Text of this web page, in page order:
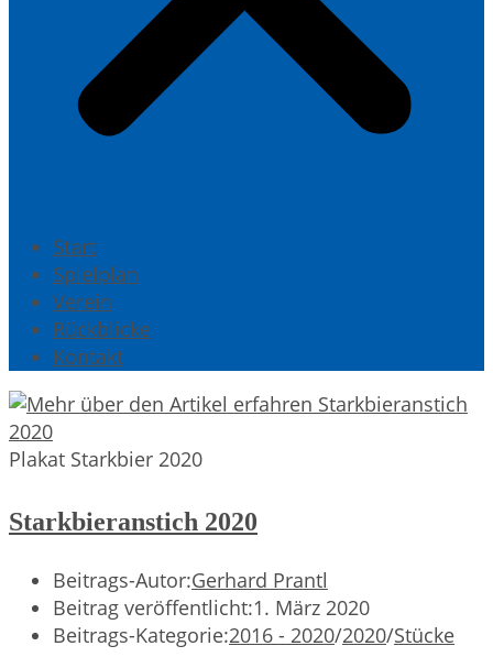
Start
Spielplan
Verein
Rückblicke
Kontakt
Plakat Starkbier 2020
Starkbieranstich 2020
Beitrags-Autor:Gerhard Prantl
Beitrag veröffentlicht:1. März 2020
Beitrags-Kategorie:2016 - 2020/2020/Stücke